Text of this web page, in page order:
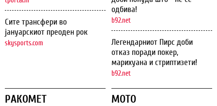
Сите трансфери во
јануарскиот преоден рок
skysports.com
одбива!
b92.net
Легендарниот Пирс доби
отказ поради покер,
марихуана и стриптизети!
b92.net
РАКОМЕТ МОТО